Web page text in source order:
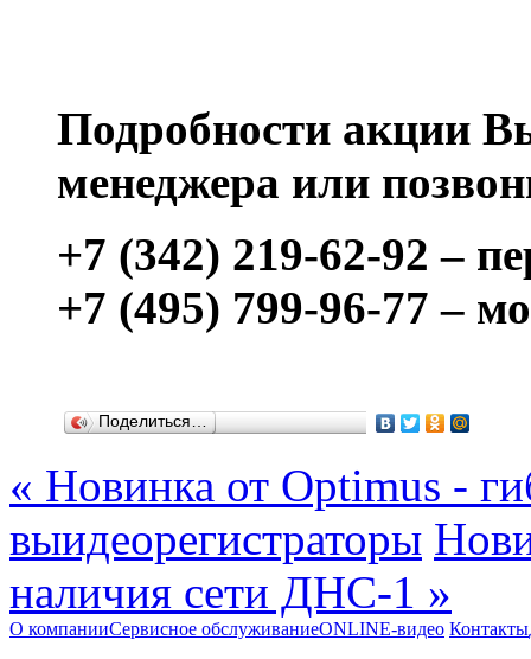
Подробности акции
менеджера или
+7 (342) 219-62-92 –
+7 (495) 799-96-77 –
Поделиться…
« Новинка от Optimus -
выидеорегистраторы
наличия сети ДНС-1 »
О компанииСервисное обслуживаниеONLINE-видео Контакты